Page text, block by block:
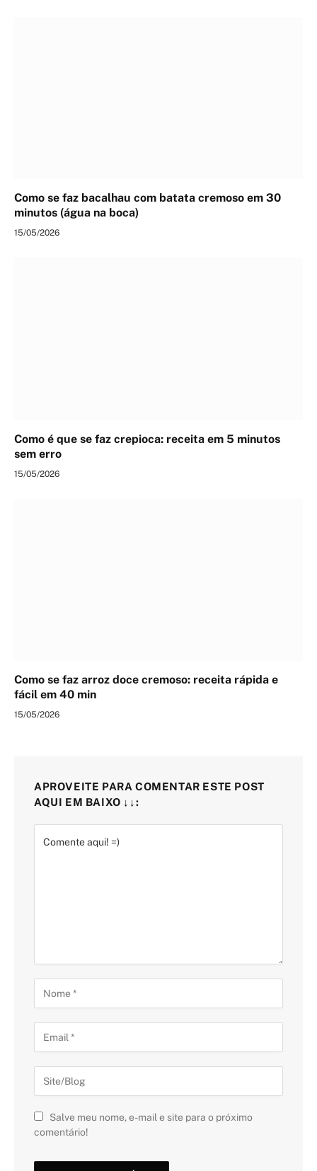
Como se faz bacalhau com batata cremoso em 30
minutos (água na boca)
15/05/2026
Como é que se faz crepioca: receita em 5 minutos
sem erro
15/05/2026
Como se faz arroz doce cremoso: receita rápida e
fácil em 40 min
15/05/2026
APROVEITE PARA COMENTAR ESTE POST
AQUI EM BAIXO ↓↓:
Salve meu nome, e-mail e site para o próximo
comentário!